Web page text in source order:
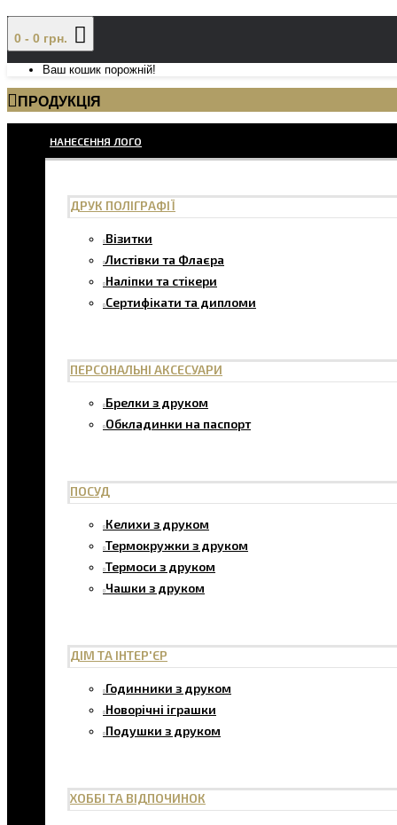
0 - 0 грн.
Ваш кошик порожній!
ПРОДУКЦІЯ
НАНЕСЕННЯ ЛОГО
ДРУК ПОЛІГРАФІЇ
Візитки
Листівки та Флаєра
Наліпки та стікери
Сертифікати та дипломи
ПЕРСОНАЛЬНІ АКСЕСУАРИ
Брелки з друком
Обкладинки на паспорт
ПОСУД
Келихи з друком
Термокружки з друком
Термоси з друком
Чашки з друком
ДІМ ТА ІНТЕР'ЄР
Годинники з друком
Новорічні іграшки
Подушки з друком
ХОББІ ТА ВІДПОЧИНОК